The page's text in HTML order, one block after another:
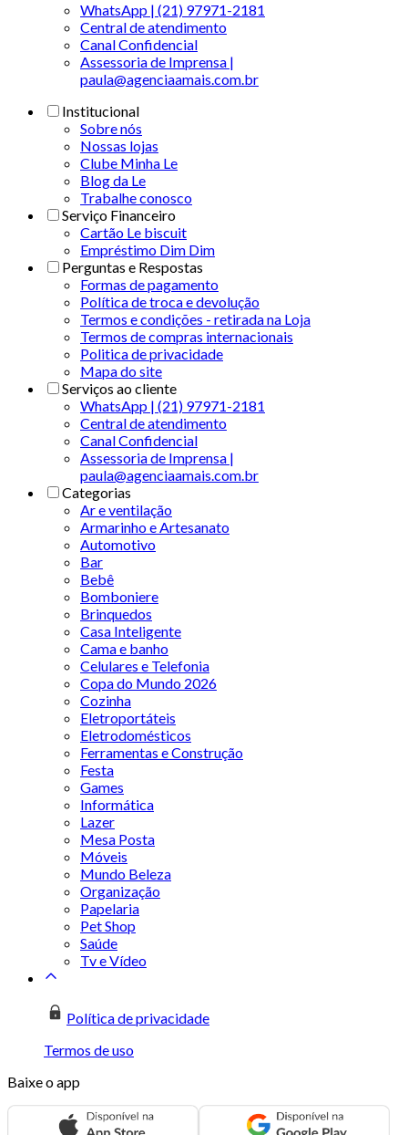
WhatsApp | (21) 97971-2181
Central de atendimento
Canal Confidencial
Assessoria de Imprensa |
paula@agenciaamais.com.br
Institucional
Sobre nós
Nossas lojas
Clube Minha Le
Blog da Le
Trabalhe conosco
Serviço Financeiro
Cartão Le biscuit
Empréstimo Dim Dim
Perguntas e Respostas
Formas de pagamento
Política de troca e devolução
Termos e condições - retirada na Loja
Termos de compras internacionais
Politica de privacidade
Mapa do site
Serviços ao cliente
WhatsApp | (21) 97971-2181
Central de atendimento
Canal Confidencial
Assessoria de Imprensa |
paula@agenciaamais.com.br
Categorias
Ar e ventilação
Armarinho e Artesanato
Automotivo
Bar
Bebê
Bomboniere
Brinquedos
Casa Inteligente
Cama e banho
Celulares e Telefonia
Copa do Mundo 2026
Cozinha
Eletroportáteis
Eletrodomésticos
Ferramentas e Construção
Festa
Games
Informática
Lazer
Mesa Posta
Móveis
Mundo Beleza
Organização
Papelaria
Pet Shop
Saúde
Tv e Vídeo
Política de privacidade
Termos de uso
Baixe o app